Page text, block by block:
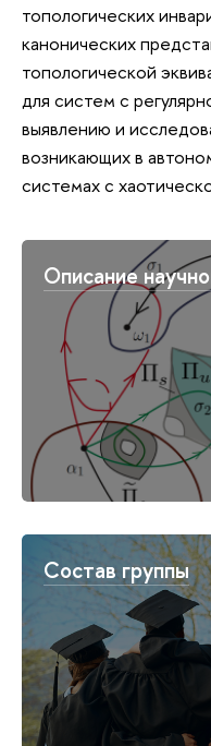
топологических
канонических
топологической
для систем с
выявлению и
возникающих в
системах с
Описание
Состав группы